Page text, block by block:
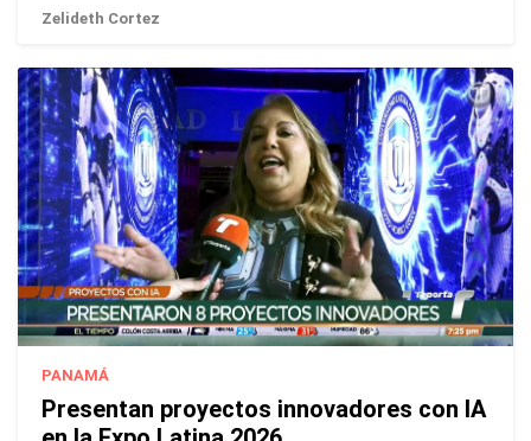
Zelideth Cortez
PANAMÁ
Presentan proyectos innovadores con IA